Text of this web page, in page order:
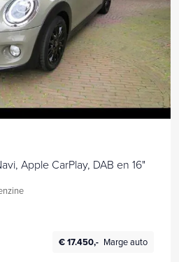
Apple CarPlay, DAB en 16"
€ 17.450,- Marge auto